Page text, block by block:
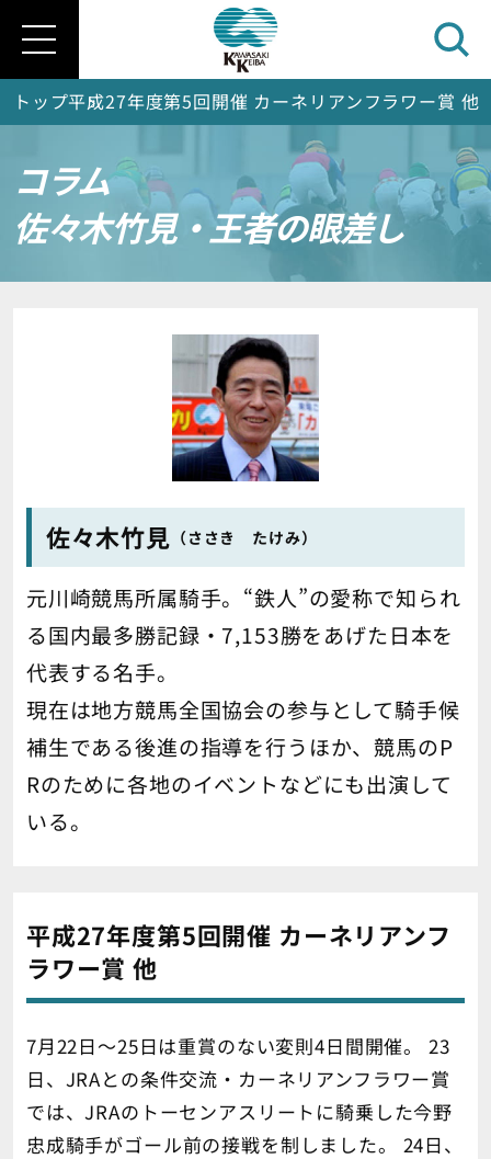
トップ平成27年度第5回開催 カーネリアンフラワー賞 他
コラム
佐々木竹見・王者の眼差し
佐々木竹見 （ささき たけみ）
元川崎競馬所属騎手。“鉄人”の愛称で知られ
る国内最多勝記録・7,153勝をあげた日本を
代表する名手。
現在は地方競馬全国協会の参与として騎手候
補生である後進の指導を行うほか、競馬のP
Rのために各地のイベントなどにも出演して
いる。
平成27年度第5回開催 カーネリアンフ
ラワー賞 他
7月22日～25日は重賞のない変則4日間開催。 23
日、JRAとの条件交流・カーネリアンフラワー賞
では、JRAのトーセンアスリートに騎乗した今野
忠成騎手がゴール前の接戦を制しました。 24日、